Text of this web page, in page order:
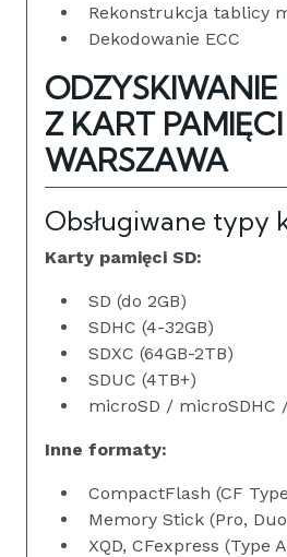
Rekonstrukcja tablicy
Dekodowanie ECC
Z KART PAMIĘCI
WARSZAWA
Obsługiwane typy
Karty pamięci SD:
SD (do 2GB)
SDHC (4-32GB)
SDXC (64GB-2TB)
SDUC (4TB+)
microSD / microSDHC
Inne formaty:
CompactFlash (CF
Memory Stick (Pro,
XQD, CFexpress (Type